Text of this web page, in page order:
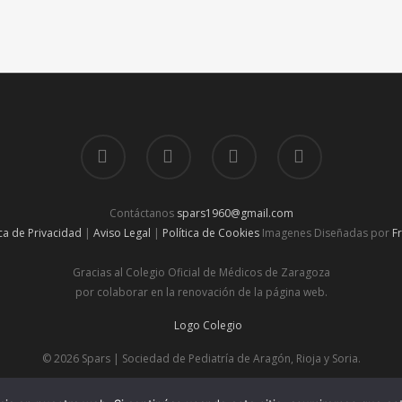
Contáctanos spars1960@gmail.com
de Privacidad | Aviso Legal | Política de Cookies Imagenes Diseñadas por
Gracias al Colegio Oficial de Médicos de Zaragoza
por colaborar en la renovación de la página web.
© 2026 Spars | Sociedad de Pediatría de Aragón, Rioja y Soria.